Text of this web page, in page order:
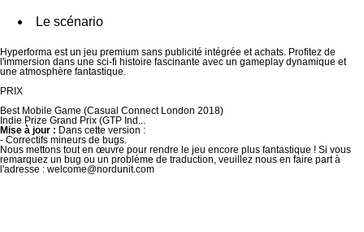
Le scénario
Hyperforma est un jeu premium sans publicité intégrée et achats. Profitez de
l'immersion dans une sci-fi histoire fascinante avec un gameplay dynamique et
une atmosphère fantastique.
PRIX
Best Mobile Game (Casual Connect London 2018)
Indie Prize Grand Prix (GTP Ind...
Mise à jour : Dans cette version :
- Correctifs mineurs de bugs.
Nous mettons tout en œuvre pour rendre le jeu encore plus fantastique ! Si vous
remarquez un bug ou un problème de traduction, veuillez nous en faire part à
l'adresse : welcome@nordunit.com